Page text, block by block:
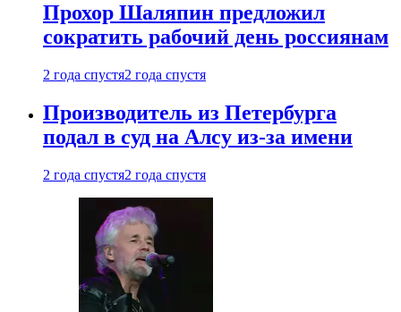
Прохор Шаляпин предложил
сократить рабочий день россиянам
2 года спустя2 года спустя
Производитель из Петербурга
подал в суд на Алсу из-за имени
2 года спустя2 года спустя